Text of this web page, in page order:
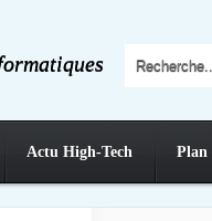
Actu High-Tech Plan